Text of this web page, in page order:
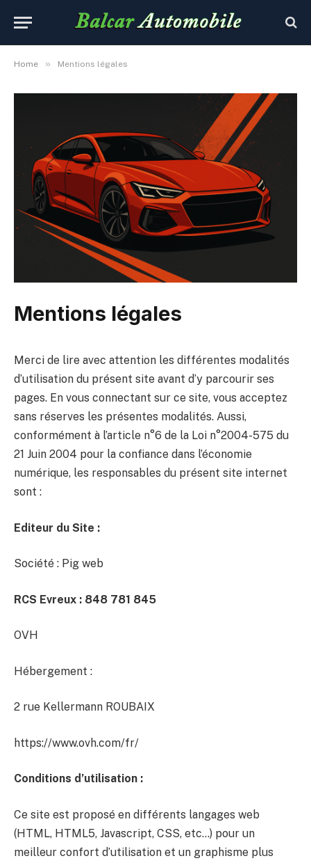
Home » Mentions légales
Mentions légales
Merci de lire avec attention les différentes modalités
d’utilisation du présent site avant d’y parcourir ses
pages. En vous connectant sur ce site, vous acceptez
sans réserves les présentes modalités. Aussi,
conformément à l’article n°6 de la Loi n°2004-575 du
21 Juin 2004 pour la confiance dans l’économie
numérique, les responsables du présent site internet
sont :
Editeur du Site :
Société : Pig web
RCS Evreux : 848 781 845
OVH
Hébergement :
2 rue Kellermann ROUBAIX
https://www.ovh.com/fr/
Conditions d’utilisation :
Ce site est proposé en différents langages web
(HTML, HTML5, Javascript, CSS, etc…) pour un
meilleur confort d’utilisation et un graphisme plus